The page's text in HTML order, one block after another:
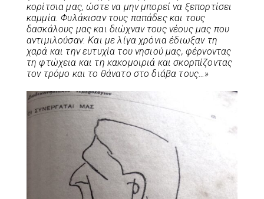
κορίτσια μας, ώστε να μην μπορεί να ξεπορτίσει
καμμία. Φυλάκισαν τους παπάδες και τους
δασκάλους μας και διώχναν τους νέους μας που
αντιμιλούσαν. Και με λίγα χρόνια έδιωξαν τη
χαρά και την ευτυχία του νησιού μας, φέρνοντας
τη φτώχεια και τη κακομοιριά και σκορπίζοντας
τον τρόμο και το θάνατο στο διάβα τους…»